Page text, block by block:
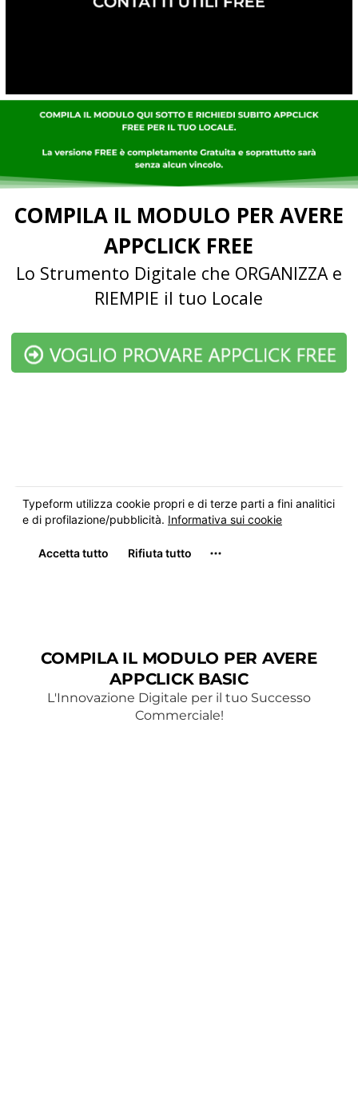
COMPILA IL MODULO PER AVERE
APPCLICK FREE
Lo Strumento Digitale che ORGANIZZA e
RIEMPIE il tuo Locale